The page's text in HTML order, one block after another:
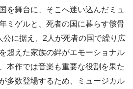
を舞台に、そこへ迷い込んだミュ
ミゲルと、死者の国に暮らす骸骨
公に据え、2人が死者の国で繰り広
超えた家族の絆がエモーショナル
本作では音楽も重要な役割を果た
多数登場するため、ミュージカル